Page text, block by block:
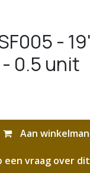
-
0.5 unit
Aan
een vraag over